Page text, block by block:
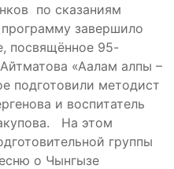
по сказаниям
завершило
посвящённое 95-
«Аалам алпы –
подготовили методист
и воспитатель
На этом
группы
о Чынгызе